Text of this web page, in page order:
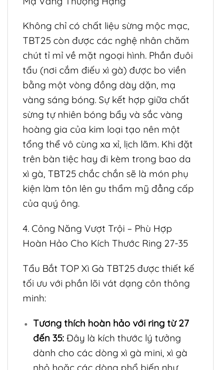
Không chỉ có chất liệu sừng mộc mạc,
TBT25 còn được các nghệ nhân chăm
chút tỉ mỉ về mặt ngoại hình. Phần đuôi
tẩu (nơi cắm điếu xì gà) được bo viền
bằng một vòng đồng dày dặn, mạ
vàng sáng bóng. Sự kết hợp giữa chất
sừng tự nhiên bóng bẩy và sắc vàng
hoàng gia của kim loại tạo nên một
tổng thể vô cùng xa xỉ, lịch lãm. Khi đặt
trên bàn tiệc hay đi kèm trong bao da
xì gà, TBT25 chắc chắn sẽ là món phụ
kiện làm tôn lên gu thẩm mỹ đẳng cấp
của quý ông.
4. Công Năng Vượt Trội – Phù Hợp
Hoàn Hảo Cho Kích Thước Ring 27-35
Tẩu Bắt TOP Xì Gà TBT25 được thiết kế
tối ưu với phần lõi vát dạng côn thông
minh:
Tương thích hoàn hảo với ring từ 27
đến 35:Đây là kích thước lý tưởng
dành cho các dòng xì gà mini, xì gà
nhỏ hoặc các dòng phổ biến như